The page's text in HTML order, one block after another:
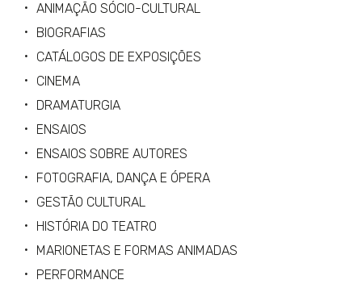
ANIMAÇÃO SÓCIO-CULTURAL
BIOGRAFIAS
CATÁLOGOS DE EXPOSIÇÕES
CINEMA
DRAMATURGIA
ENSAIOS
ENSAIOS SOBRE AUTORES
FOTOGRAFIA, DANÇA E ÓPERA
GESTÃO CULTURAL
HISTÓRIA DO TEATRO
MARIONETAS E FORMAS ANIMADAS
PERFORMANCE